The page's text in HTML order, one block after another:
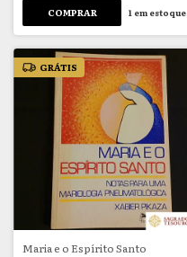
1em estoque
GRÁTIS
Maria e o Espírito Santo